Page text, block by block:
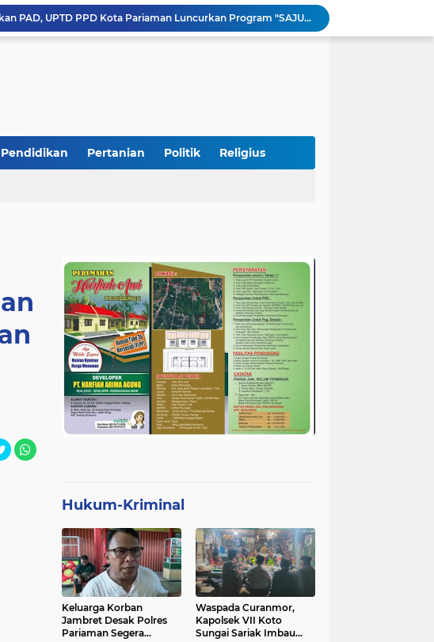
Pemkab Perkuat Komitmen Dalam Kehidupan Masyarakat Yang Harmonis
Diduga Akibat Puntung Rokok, Satu Pohon Cemara di Pantai Kata Pariaman Terbakar
Ganggu Akses Jalan Pada Empat Titik
Pecah Kongsi Pimpinan Pemda
Pendidikan Pertanian Politik Religius
Hukum-Kriminal
Keluarga Korban
Jambret Desak Polres
Pariaman Segera
Waspada Curanmor,
Kapolsek VII Koto
Sungai Sariak Imbau